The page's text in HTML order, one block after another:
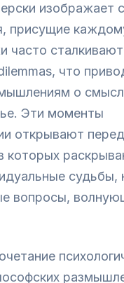
изображает
присущие
часто
что
о
Эти моменты
открывают
которых
судьбы,
вопросы,